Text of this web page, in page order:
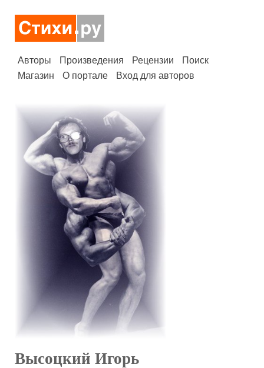
Авторы Произведения Рецензии
Поиск
Магазин
О портале Вход для авторов
Высоцкий Игорь